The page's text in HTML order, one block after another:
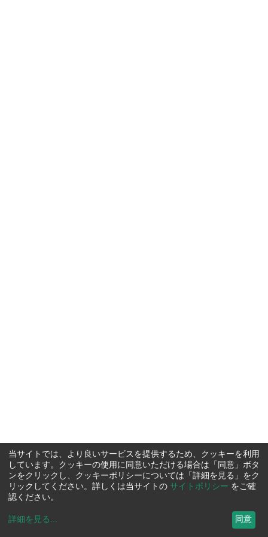
当サイトでは、より良いサービスを提供するため、クッキーを利用
しています。クッキーの使用に同意いただける場合は「同意」ボタ
ンをクリックし、クッキーポリシーについては「詳細を見る」をク
リックしてください。詳しくは当サイトの サイトポリシー をご確
認ください。
詳細を見る ... 同意